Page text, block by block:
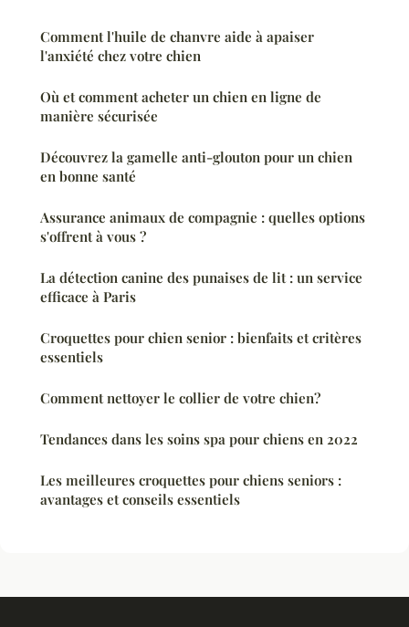
Comment l'huile de chanvre aide à apaiser
l'anxiété chez votre chien
Où et comment acheter un chien en ligne de
manière sécurisée
Découvrez la gamelle anti-glouton pour un chien
en bonne santé
Assurance animaux de compagnie : quelles options
s'offrent à vous ?
La détection canine des punaises de lit : un service
efficace à Paris
Croquettes pour chien senior : bienfaits et critères
essentiels
Comment nettoyer le collier de votre chien?
Tendances dans les soins spa pour chiens en 2022
Les meilleures croquettes pour chiens seniors :
avantages et conseils essentiels